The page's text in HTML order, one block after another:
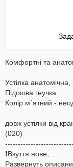
Комфортні та
Устілка анатомічна,
Підошва гнучка
Колір м´ятний -
довж устілки від
(020)
❗️Взуття нове, ...
Развернуть